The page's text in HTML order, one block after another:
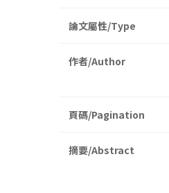
論文屬性/Type
作者/Author
頁碼/Pagination
摘要/Abstract